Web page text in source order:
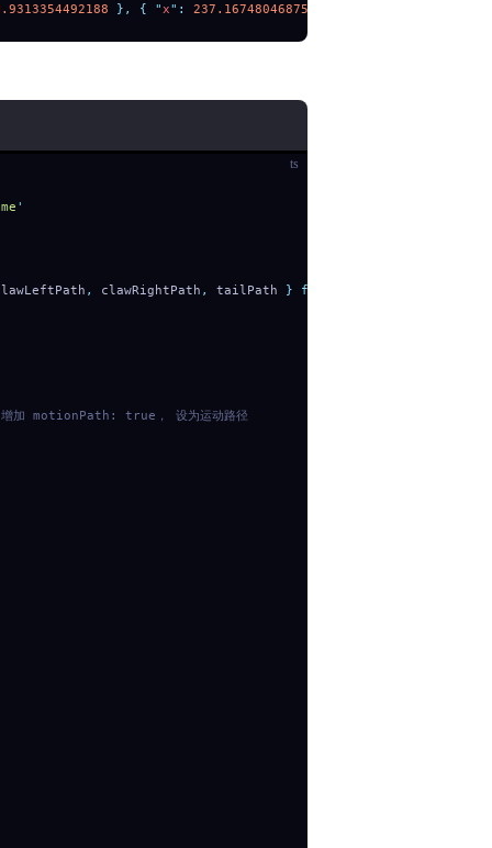
}, { "x" : 237.16748046875
ts
'
, clawRightPath , tailPath } from
加 motionPath: true， 设为运动路径